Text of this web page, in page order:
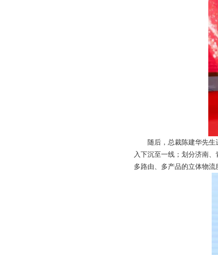
随后，总裁陈建华先
入下沉至一线；划分济南
多路由、多产品的立体物